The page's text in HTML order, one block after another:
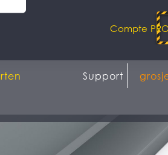
Compte
Support